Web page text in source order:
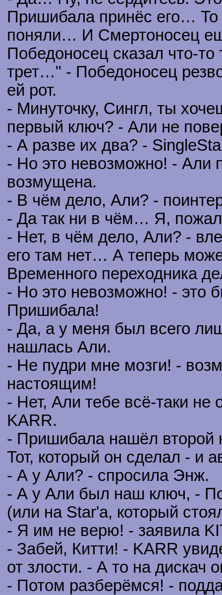
Пришибала принёс его… То
поняли… И Смертоносец
Победоносец сказал что-то
трет…" - Победоносец
ей рот.
- Минуточку, Сингл, ты
первый ключ? - Али не
- А разве их два? -
- Но это невозможно! - Али
возмущена.
- В чём дело, Али? -
- Да так ни в чём… Я,
- Нет, в чём дело, Али? -
его там нет… А теперь
Временного переходника
- Но это невозможно! - это
Пришибала!
- Да, а у меня был всего
нашлась Али.
- Не пудри мне мозги! -
настоящим!
- Нет, Али тебе всё-таки не
KARR.
- Пришибала нашёл второй
Тот, который он сделал - и
- А у Али? - спросила Энж.
- А у Али был наш ключ, -
(или на Star'a, который
- Я им не верю! - заявила
- Забей, Китти! - KARR
от злости. - А то на дискач
- Потом разберёмся! -